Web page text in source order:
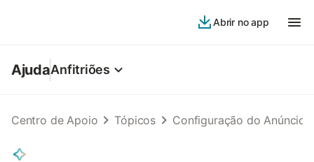
Abrir no app
AjudaAnfitriões
Centro de Apoio Tópicos Configuração do Anúncio